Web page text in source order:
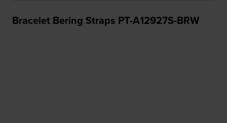
Bracelet Bering Straps PT-A12927S-BRW